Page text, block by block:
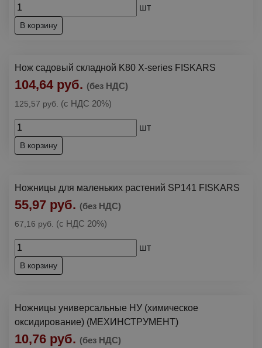
шт
В корзину
Нож садовый складной K80 X-series FISKARS
104,64 руб. (без НДС)
125,57 руб. (с НДС 20%)
шт
В корзину
Ножницы для маленьких растений SP141 FISKARS
55,97 руб. (без НДС)
67,16 руб. (с НДС 20%)
шт
В корзину
Ножницы универсальные НУ (химическое
оксидирование) (МЕХИНСТРУМЕНТ)
10,76 руб. (без НДС)